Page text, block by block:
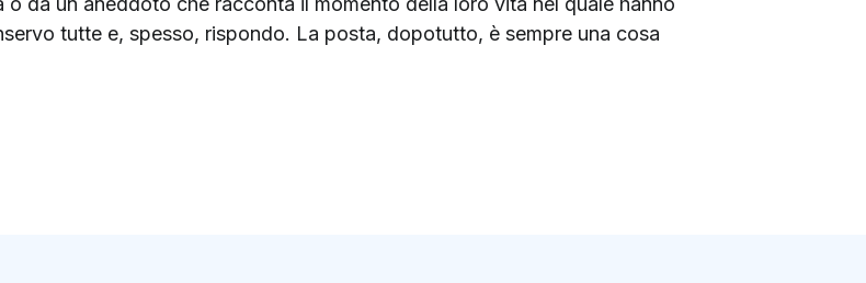
tutte e, spesso, rispondo. La posta, dopotutto, è sempre una cosa